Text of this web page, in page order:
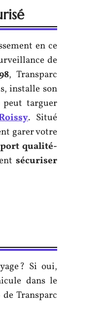
en ce
de
, Transparc
installe son
targuer
. Situé
garer votre
qualité-
sécuriser
? Si oui,
dans le
de Transparc